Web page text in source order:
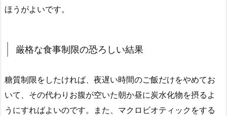
ほうがよいです。
厳格な食事制限の恐ろしい結果
糖質制限をしたければ、夜遅い時間のご飯だけをやめてお
いて、その代わりお腹が空いた朝か昼に炭水化物を摂るよ
うにすればよいのです。また、マクロビオティックをする